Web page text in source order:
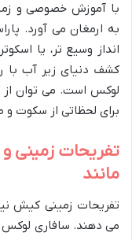
با آموزش خصوصی و
به ارمغان می آورد.
انداز وسیع تر، یا
کشف دنیای زیر آب با
لوکس است. می توان از
برای لحظاتی از سکوت
تفریحات زمینی
مانند
تفریحات زمینی کیش
می دهند. سافاری لوکس